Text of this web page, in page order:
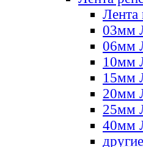
Лента
03мм
06мм
10мм
15мм
20мм
25мм
40мм